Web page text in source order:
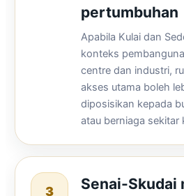
pertumbuhan
Apabila Kulai dan
konteks
centre dan industri,
akses utama boleh
diposisikan kepada
atau berniaga sekitar
3
Senai-Skudai